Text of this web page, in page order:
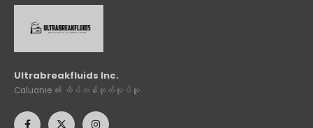
Ultrabreakfluids Inc.
Caluanie ၏ ထိပ်တန်းထုတ်လုပ်သူ